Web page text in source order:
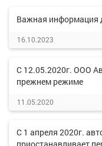
Важная информация
16.10.2023
С 12.05.2020г. ООО
прежнем режиме
11.05.2020
С 1 апреля 2020г.